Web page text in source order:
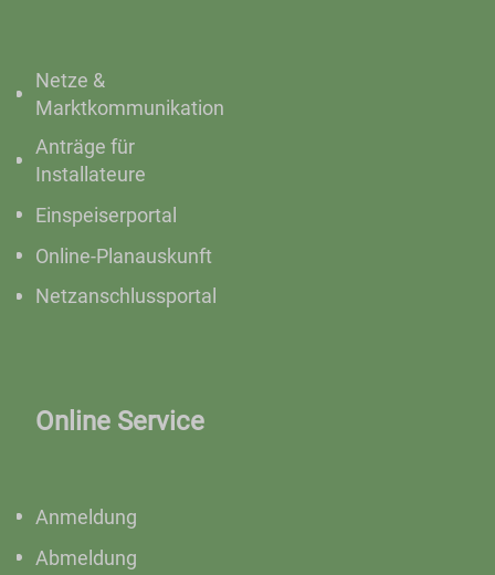
Netze &
Marktkommunikation
Anträge für
Installateure
Einspeiserportal
Online-Planauskunft
Netzanschlussportal
Online Service
Anmeldung
Abmeldung